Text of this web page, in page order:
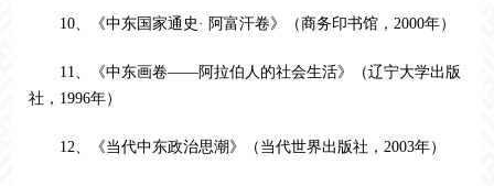
10、《中东国家通史· 阿富汗卷》（商务印书馆，2000年）
11、《中东画卷——阿拉伯人的社会生活》（辽宁大学出版
社，1996年）
12、《当代中东政治思潮》（当代世界出版社，2003年）